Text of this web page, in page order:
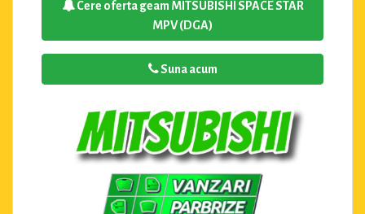
Cere oferta geam MITSUBISHI SPACE STAR
MPV (DGA)
Suna acum